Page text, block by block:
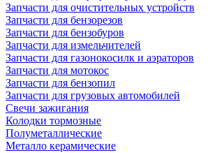
Запчасти для очистительных устройств
Запчасти для бензорезов
Запчасти для бензобуров
Запчасти для измельчителей
Запчасти для газонокосилк и аэраторов
Запчасти для мотокос
Запчасти для бензопил
Запчасти для грузовых автомобилей
Свечи зажигания
Колодки тормозные
Полуметаллические
Металло керамические